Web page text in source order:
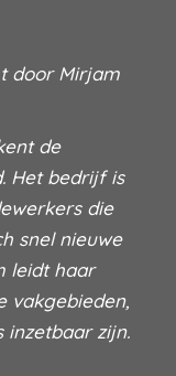
door Mirjam
de
Het bedrijf is
die
snel nieuwe
leidt haar
vakgebieden,
inzetbaar zijn.